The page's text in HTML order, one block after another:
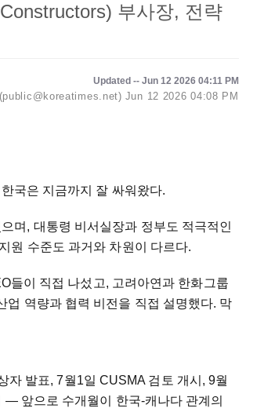
부사장, 전략
Updated -- Jun 12 2026 04:11 PM
Jun 12 2026 04:08 PM
국은 지금까지 잘 싸워왔다.
며, 대통령 비서실장과 정부도 적극적인
원 수준도 과거와 차원이 다르다.
들이 직접 나섰고, 고려아연과 한화그룹
업 역량과 협력 비전을 직접 설명했다. 막
자 발표, 7월1일 CUSMA 검토 개시, 9월
앞으로 수개월이 한국-캐나다 관계의